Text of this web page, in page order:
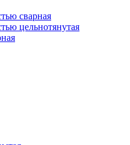
сварная
цельнотянутая